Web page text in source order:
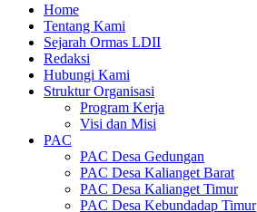
Home
Tentang Kami
Sejarah Ormas LDII
Redaksi
Hubungi Kami
Struktur Organisasi
Program Kerja
Visi dan Misi
PAC
PAC Desa Gedungan
PAC Desa Kalianget Barat
PAC Desa Kalianget Timur
PAC Desa Kebundadap Timur